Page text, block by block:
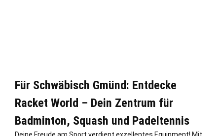
Für Schwäbisch Gmünd: Entdecke
Racket World – Dein Zentrum für
Badminton, Squash und Padeltennis
Deine Freude am Sport verdient exzellentes Equipment! Mit